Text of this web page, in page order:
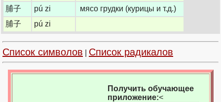
脯子
pú zi
мясо грудки (курицы и т.д.)
脯子
pú zi
Список символов Список радикалов
Получить обучающее
приложение:<